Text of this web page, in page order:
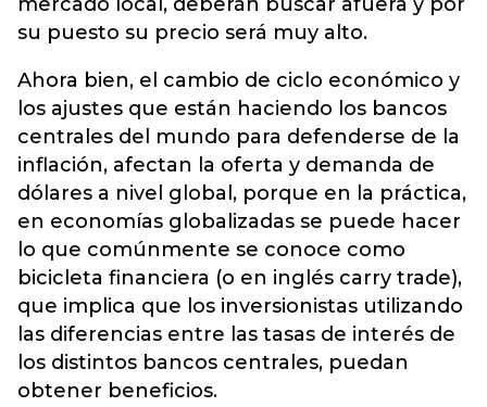
su puesto su precio será muy alto.
Ahora bien, el cambio de ciclo económico y
los ajustes que están haciendo los bancos
centrales del mundo para defenderse de la
inflación, afectan la oferta y demanda de
dólares a nivel global, porque en la práctica,
en economías globalizadas se puede hacer
lo que comúnmente se conoce como
bicicleta financiera (o en inglés carry trade),
que implica que los inversionistas utilizando
las diferencias entre las tasas de interés de
los distintos bancos centrales, puedan
obtener beneficios.